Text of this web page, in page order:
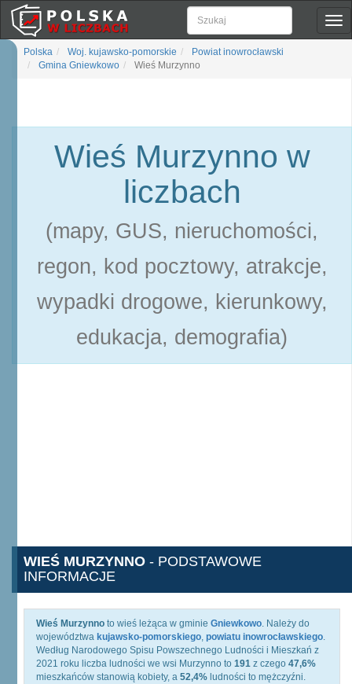
Polska Woj. kujawsko-pomorskie
Powiat inowrocławski
Gmina Gniewkowo
Wieś Murzynno
Wieś Murzynno w
liczbach
(mapy, GUS, nieruchomości,
regon, kod pocztowy, atrakcje,
wypadki drogowe, kierunkowy,
edukacja, demografia)
WIEŚ MURZYNNO - PODSTAWOWE
INFORMACJE
Wieś Murzynno to wieś leżąca w gminie Gniewkowo. Należy do
województwa kujawsko-pomorskiego, powiatu inowrocławskiego.
Według Narodowego Spisu Powszechnego Ludności i Mieszkań z
2021 roku liczba ludności we wsi Murzynno to 191 z czego 47,6%
mieszkańców stanowią kobiety, a 52,4% ludności to mężczyźni.